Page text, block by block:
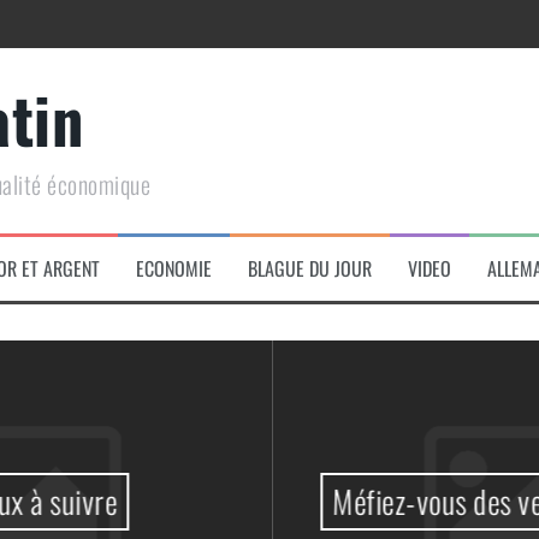
de conquête géopolitique massive
économique
ET ARGENT ECONOMIE BLAGUE DU JOUR VIDEO
Méfiez-vous des vendeurs de Coq